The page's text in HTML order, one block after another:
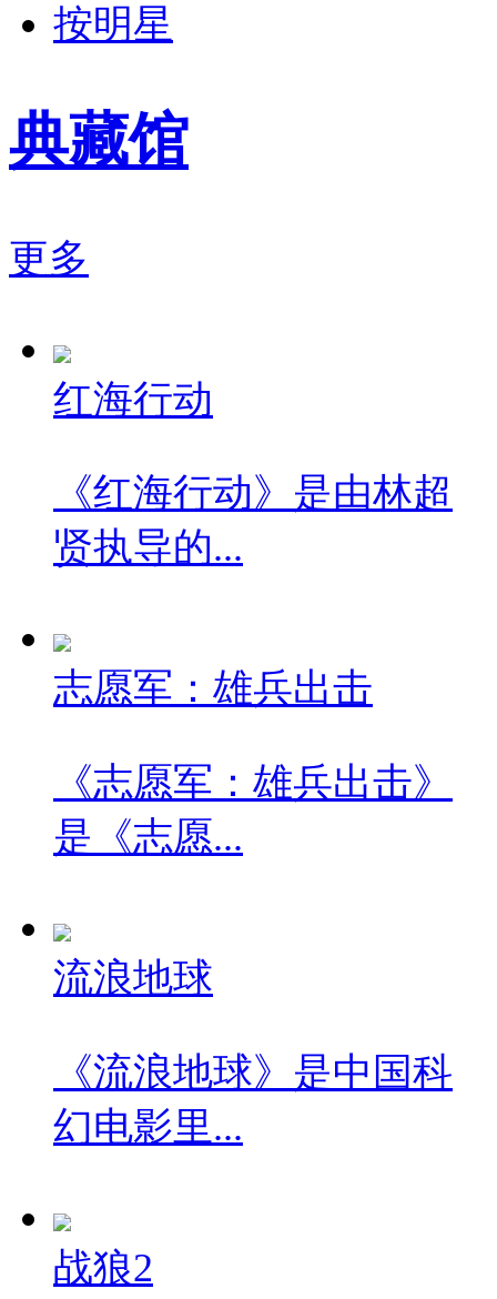
按明星
典藏馆
更多
红海行动
《红海行动》是由林超
贤执导的...
志愿军：雄兵出击
《志愿军：雄兵出击》
是《志愿...
流浪地球
《流浪地球》是中国科
幻电影里...
战狼2